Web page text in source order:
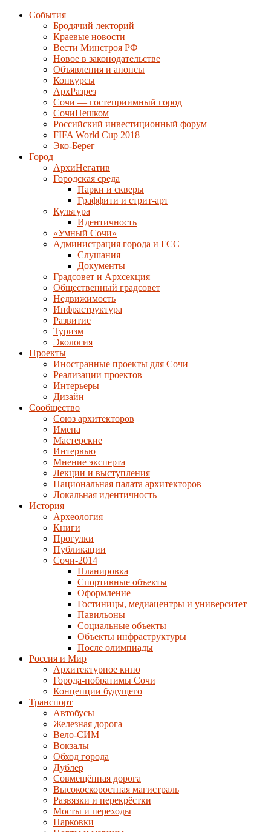
События
Бродячий лекторий
Краевые новости
Вести Минстроя РФ
Новое в законодательстве
Объявления и анонсы
Конкурсы
АрхРазрез
Сочи — гостеприимный город
СочиПешком
Российский инвестиционный форум
FIFA World Cup 2018
Эко-Берег
Город
АрхиНегатив
Городская среда
Парки и скверы
Граффити и стрит-арт
Культура
Идентичность
«Умный Сочи»
Администрация города и ГСС
Слушания
Документы
Градсовет и Архсекция
Общественный градсовет
Недвижимость
Инфраструктура
Развитие
Туризм
Экология
Проекты
Иностранные проекты для Сочи
Реализации проектов
Интерьеры
Дизайн
Сообщество
Союз архитекторов
Имена
Мастерские
Интервью
Мнение эксперта
Лекции и выступления
Национальная палата архитекторов
Локальная идентичность
История
Археология
Книги
Прогулки
Публикации
Сочи-2014
Планировка
Спортивные объекты
Оформление
Гостиницы, медиацентры и университет
Павильоны
Социальные объекты
Объекты инфраструктуры
После олимпиады
Россия и Мир
Архитектурное кино
Города-побратимы Сочи
Концепции будущего
Транспорт
Автобусы
Железная дорога
Вело-СИМ
Вокзалы
Обход города
Дублер
Совмещённая дорога
Высокоскоростная магистраль
Развязки и перекрёстки
Мосты и переходы
Парковки